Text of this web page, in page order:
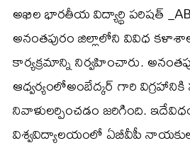
అఖిల భారతీయ విద్యార్థి పరిషత్
అనంతపురం జిల్లాలోని వివిధ
కార్యక్రమాన్ని నిర్వహించారు.
ఆధ్వర్యంలోఅంబేద్కర్ గారి
నివాళులర్పించడం జరిగింది.
విశ్వవిద్యాలయంలో ఏబీవీపీ